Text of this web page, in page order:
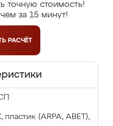
точную стоимость!
за 15 минут!
РАСЧЁТ
(ARPA, ABET),